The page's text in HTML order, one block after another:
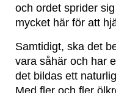
och ordet sprider
mycket här för att
Samtidigt, ska det
vara såhär och har
det bildas ett
Med fler och fler